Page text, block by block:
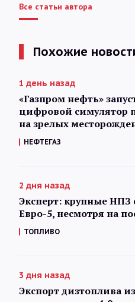
Все статьи автора
Похожие
1 день назад
«Газпром нефть»
цифровой симулятор
на зрелых
НЕФТЕГАЗ
2 дня назад
Эксперт: крупные НПЗ
Евро-5, несмотря на
ТОПЛИВО
3 дня назад
Экспорт дизтоплива